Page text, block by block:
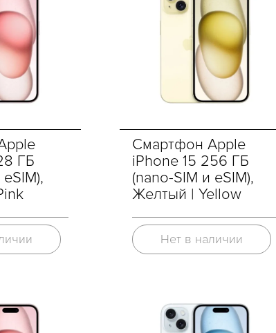
ГБ
Смартфон Apple
iPhone 15 256 ГБ
(nano-SIM и eSIM),
Желтый | Yellow
Нет в наличии